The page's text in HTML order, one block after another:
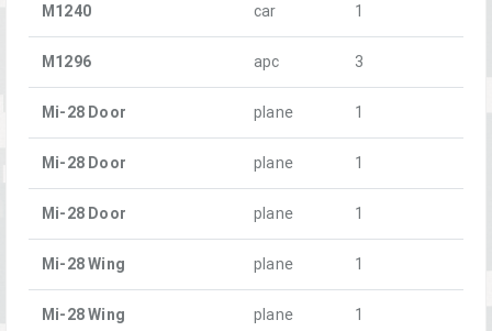
M1240 car 1
M1296 apc 3
Mi-28 Door plane 1
Mi-28 Door plane 1
Mi-28 Door plane 1
Mi-28 Wing plane 1
Mi-28 Wing plane 1